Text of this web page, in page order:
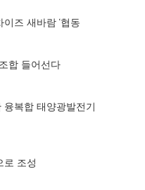
즈 새바람 ‘협동
합 들어선다
융복합 태양광발전기
로 조성